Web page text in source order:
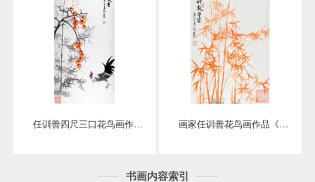
任训善四尺三口花鸟画作品《事事大吉》 画家任训善花鸟画作品《竹报平安》
书画内容索引